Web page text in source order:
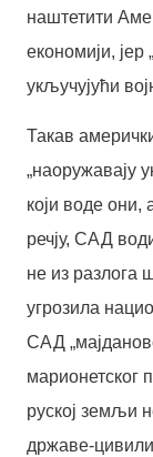
наштетити
економији, јер
укључујући
Такав
„наоружавају
који воде они,
речју, САД
не из разлога
угрозила
САД
марионетског
руској земљи
државе-